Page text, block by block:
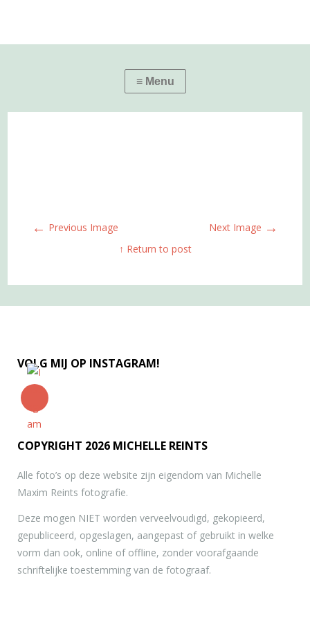
← Previous Image Next Image →
↑ Return to post
VOLG MIJ OP INSTAGRAM!
COPYRIGHT 2026 MICHELLE REINTS
Alle foto’s op deze website zijn eigendom van Michelle
Maxim Reints fotografie.
Deze mogen NIET worden verveelvoudigd, gekopieerd,
gepubliceerd, opgeslagen, aangepast of gebruikt in welke
vorm dan ook, online of offline, zonder voorafgaande
schriftelijke toestemming van de fotograaf.